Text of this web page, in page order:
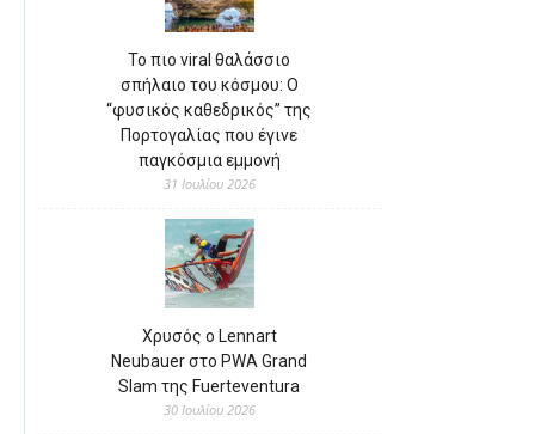
Το πιο viral θαλάσσιο
σπήλαιο του κόσμου: Ο
“φυσικός καθεδρικός” της
Πορτογαλίας που έγινε
παγκόσμια εμμονή
31 Ιουλίου 2026
Χρυσός ο Lennart
Neubauer στο PWA Grand
Slam της Fuerteventura
30 Ιουλίου 2026